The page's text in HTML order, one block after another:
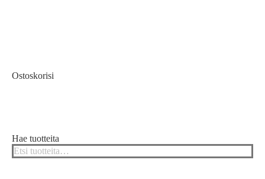
Ostoskorisi
Hae tuotteita